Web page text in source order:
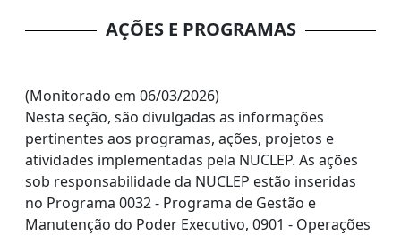
AÇÕES E PROGRAMAS
(Monitorado em 06/03/2026)
Nesta seção, são divulgadas as informações
pertinentes aos programas, ações, projetos e
atividades implementadas pela NUCLEP. As ações
sob responsabilidade da NUCLEP estão inseridas
no Programa 0032 - Programa de Gestão e
Manutenção do Poder Executivo, 0901 - Operações